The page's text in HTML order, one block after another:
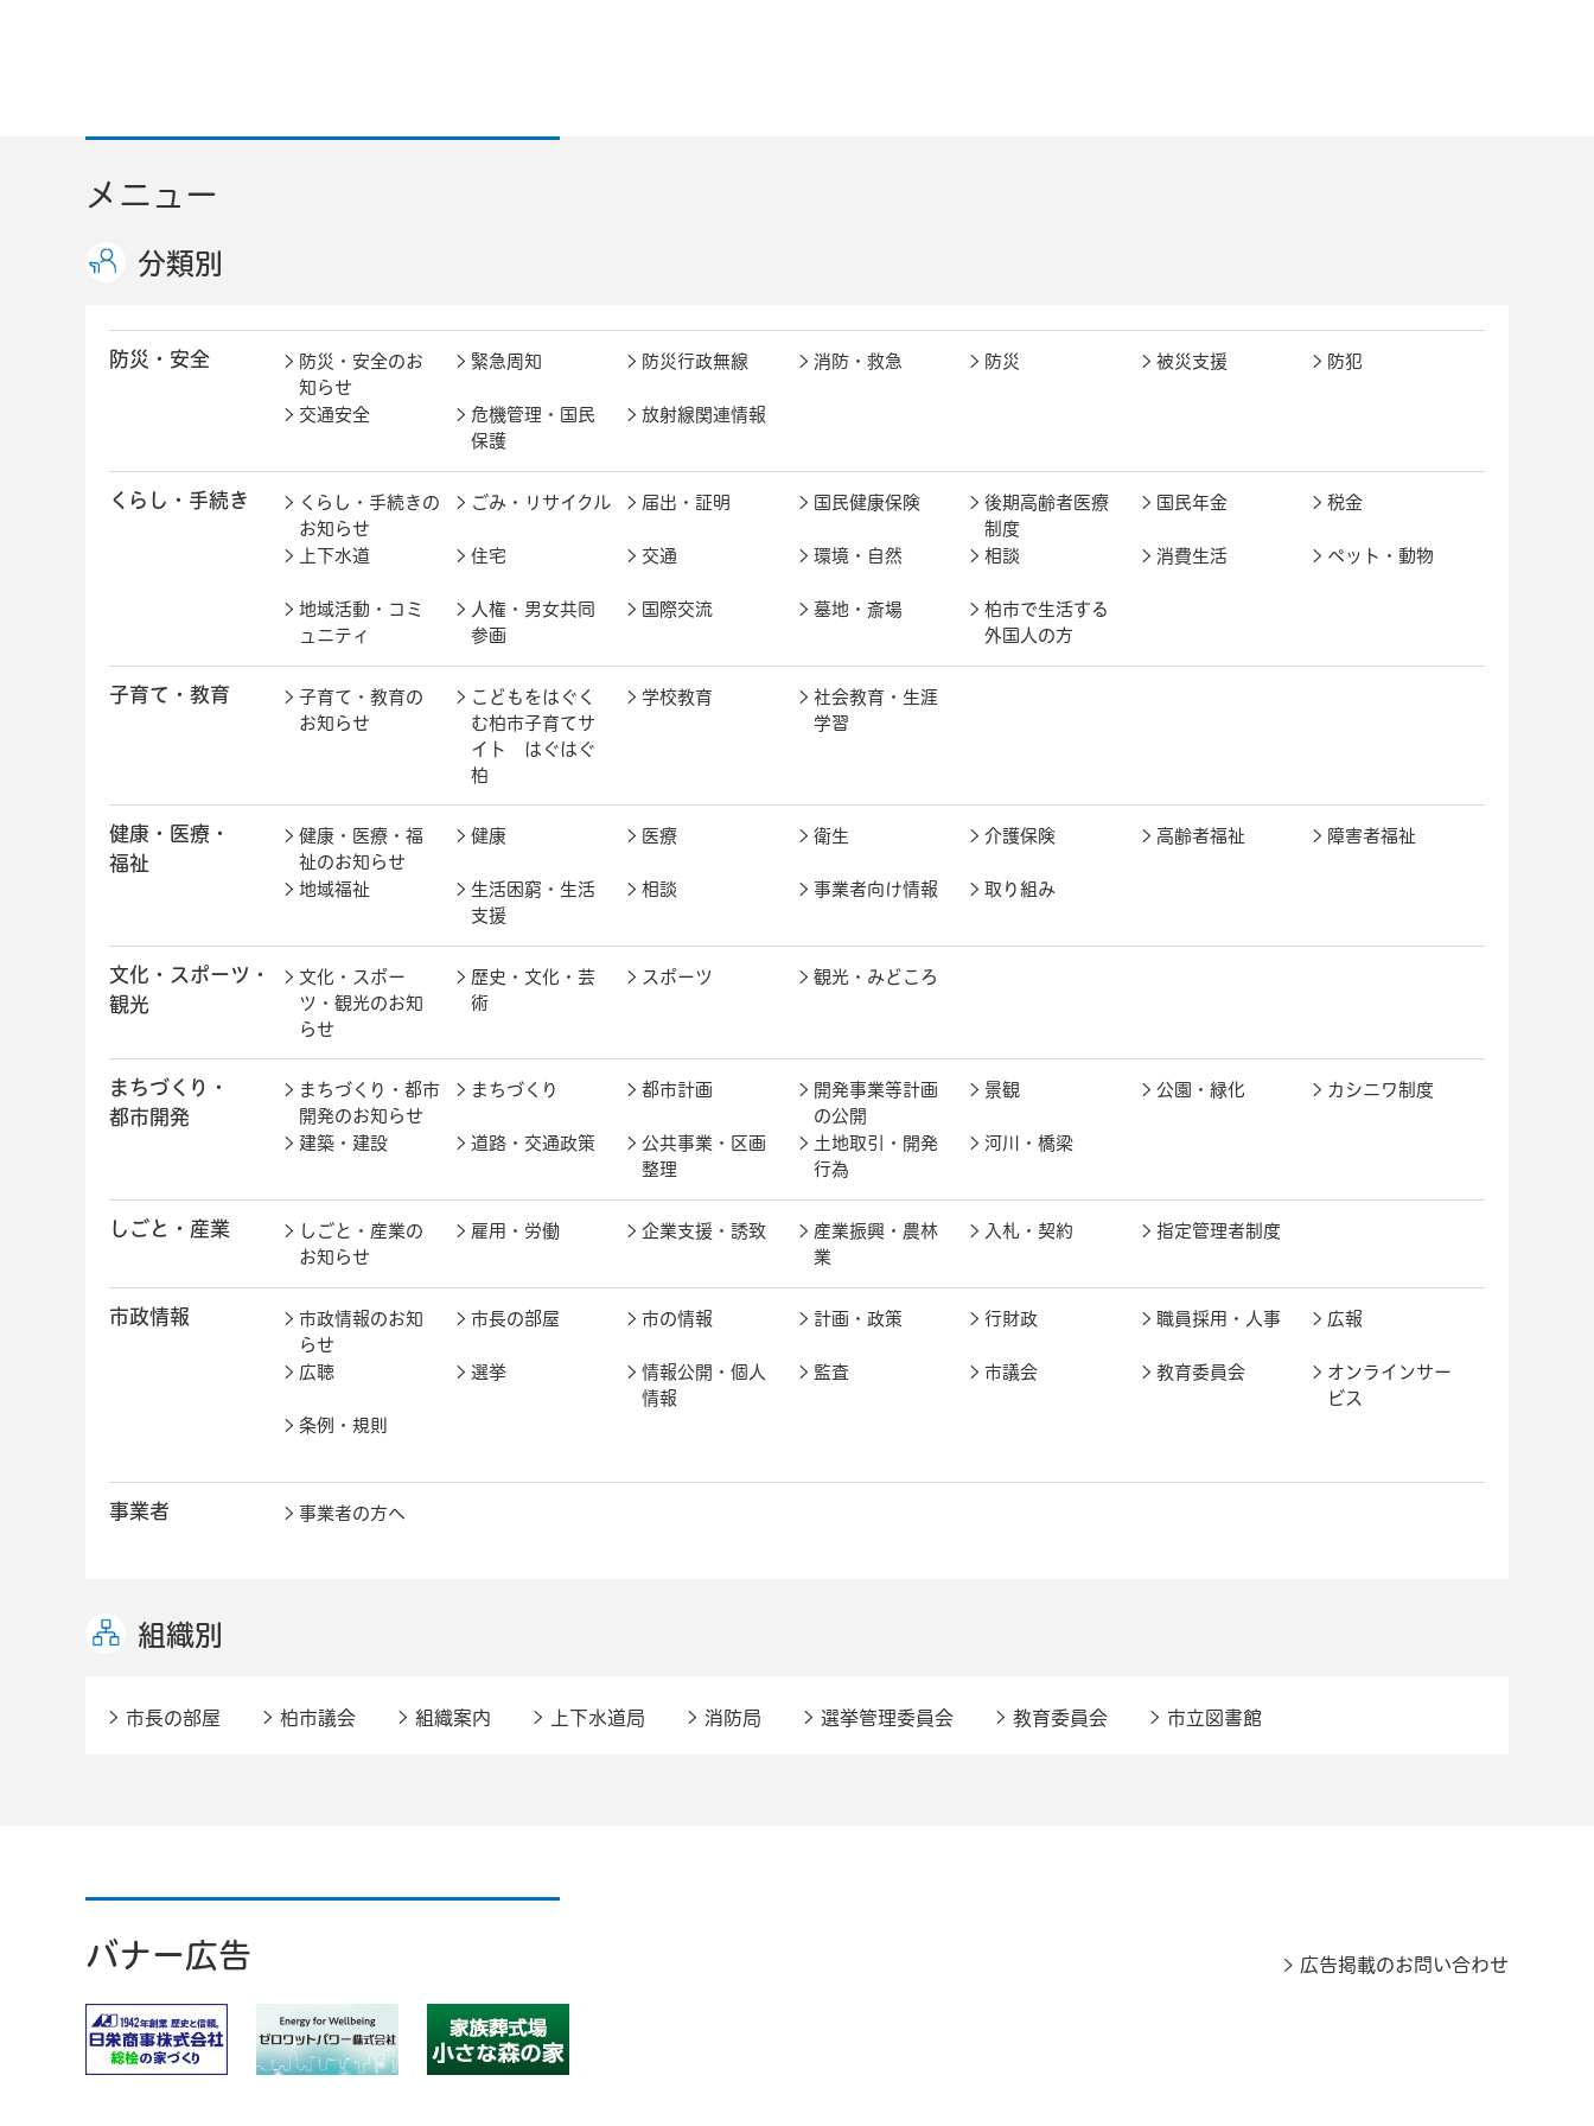
メニュー
分類別
防災・安全
防災・安全のお
知らせ
緊急周知 防災行政無線 消防・救急 防災 被災支援 防犯
交通安全
危機管理・国民
保護
放射線関連情報
くらし・手続き
くらし・手続きの
お知らせ
ごみ・リサイクル 届出・証明 国民健康保険
後期高齢者医療
制度
国民年金 税金
上下水道 住宅 交通 環境・自然 相談 消費生活 ペット・動物
地域活動・コミ
ュニティ
人権・男女共同
参画
国際交流 墓地・斎場
柏市で生活する
外国人の方
子育て・教育
子育て・教育の
お知らせ
こどもをはぐく
む柏市子育てサ
イト はぐはぐ
柏
学校教育
社会教育・生涯
学習
健康・医療・
福祉
健康・医療・福
祉のお知らせ
健康 医療 衛生 介護保険 高齢者福祉 障害者福祉
地域福祉
生活困窮・生活
支援
相談 事業者向け情報 取り組み
文化・スポーツ・
観光
文化・スポー
ツ・観光のお知
らせ
歴史・文化・芸
術
スポーツ 観光・みどころ
まちづくり・
都市開発
まちづくり・都市
開発のお知らせ
まちづくり 都市計画
開発事業等計画
の公開
景観 公園・緑化 カシニワ制度
建築・建設 道路・交通政策
公共事業・区画
整理
土地取引・開発
行為
河川・橋梁
しごと・産業
しごと・産業の
お知らせ
雇用・労働 企業支援・誘致
産業振興・農林
業
入札・契約 指定管理者制度
市政情報
市政情報のお知
らせ
市長の部屋 市の情報 計画・政策 行財政 職員採用・人事 広報
広聴 選挙
情報公開・個人
情報
監査 市議会 教育委員会
オンラインサー
ビス
条例・規則
事業者 事業者の方へ
組織別
市長の部屋 柏市議会 組織案内 上下水道局 消防局 選挙管理委員会 教育委員会 市立図書館
バナー広告 広告掲載のお問い合わせ